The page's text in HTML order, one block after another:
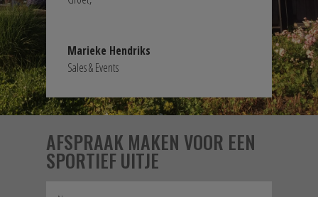
Marieke Hendriks
Sales & Events
AFSPRAAK MAKEN VOOR EEN
SPORTIEF UITJE